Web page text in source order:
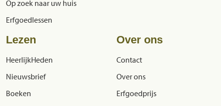
Op zoek naar uw huis
Erfgoedlessen
Lezen
HeerlijkHeden
Nieuwsbrief
Boeken
Over ons
Contact
Over ons
Erfgoedprijs